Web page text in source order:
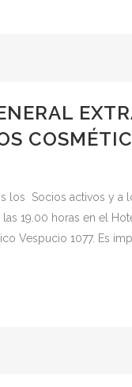
los Socios activos y
las 19.00 horas en el
Vespucio 1077. Es